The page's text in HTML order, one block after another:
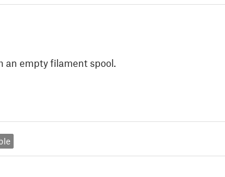
an empty filament spool.